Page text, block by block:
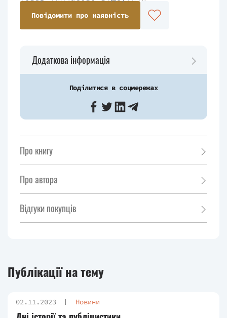
Повідомити про наявність
Додаткова інформація
Поділитися в соцмережах
Про книгу
Про автора
Відгуки покупців
Публікації на тему
02.11.2023 Новини